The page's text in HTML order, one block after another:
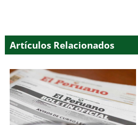
Artículos Relacionados